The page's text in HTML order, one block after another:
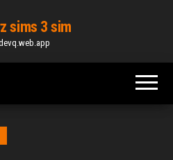
sims 3 sim